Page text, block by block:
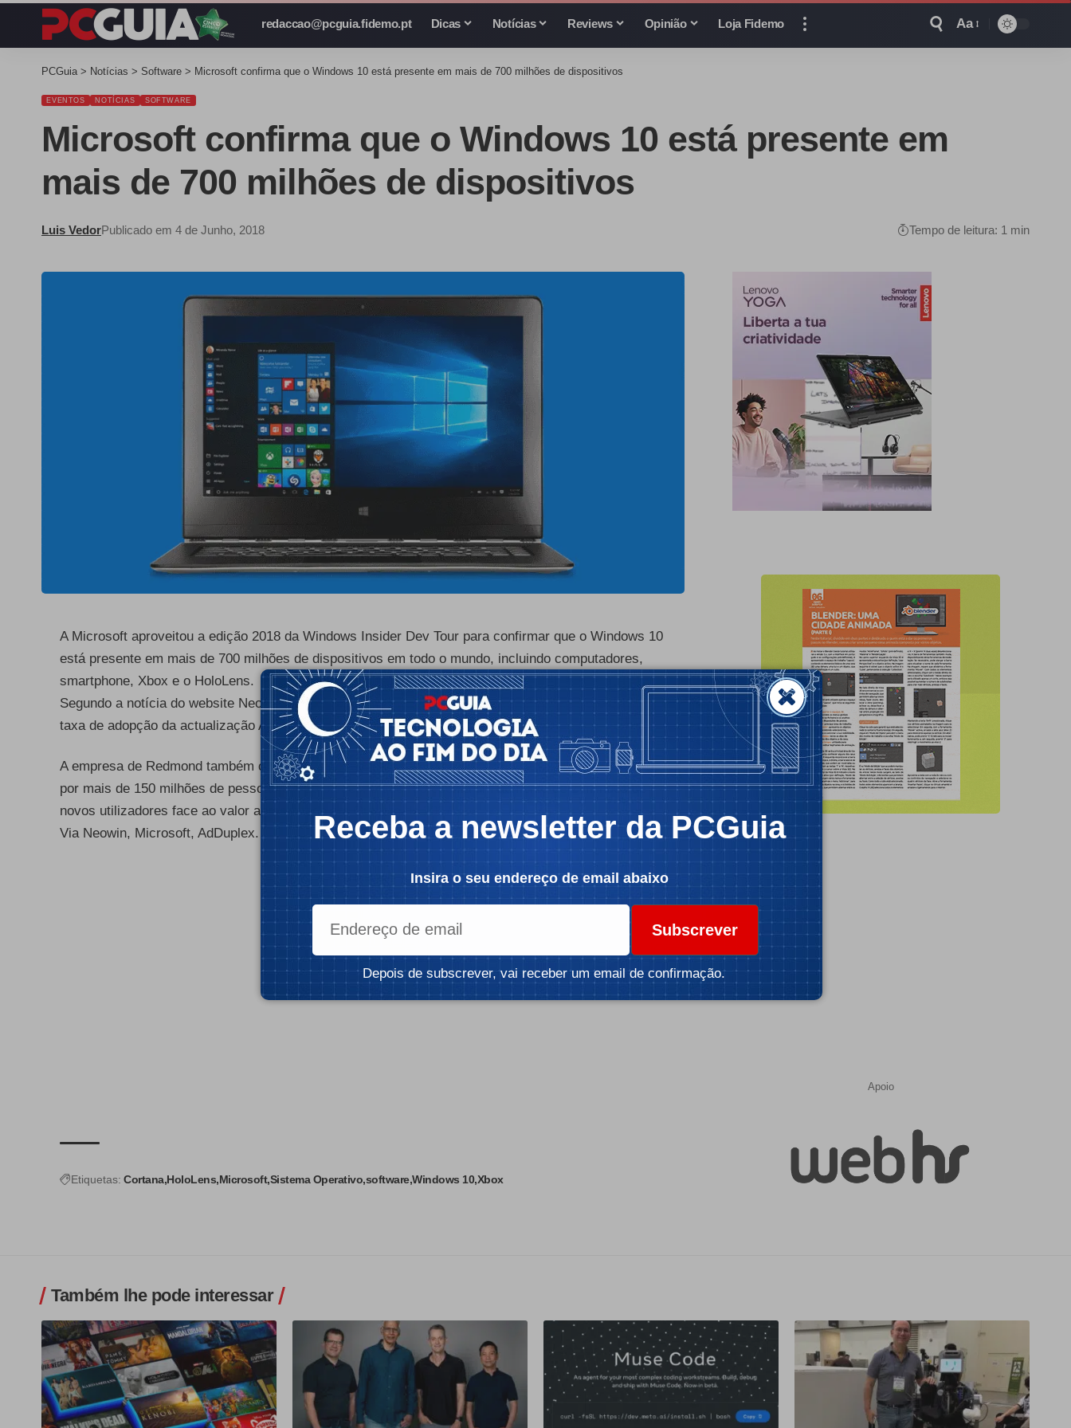
redaccao@pcguia.fidemo.pt Dicas Notícias Reviews Opinião Loja Fidemo Aa
PCGuia > Notícias > Software > Microsoft confirma que o Windows 10 está presente em mais de 700 milhões de dispositivos
EVENTOS NOTÍCIAS SOFTWARE
Microsoft confirma que o Windows 10 está presente em
mais de 700 milhões de dispositivos
Luis VedorPublicado em 4 de Junho, 2018 Tempo de leitura: 1 min
A Microsoft aproveitou a edição 2018 da Windows Insider Dev Tour para confirmar que o Windows 10
está presente em mais de 700 milhões de dispositivos em todo o mundo, incluindo computadores,
smartphone, Xbox e o HoloLens.
Segundo a notícia do website Neowin, o mais recente relatório da empresa AdDuplex refere que a
taxa de adopção da actualização April 2018 Update (versão 1803) situa-se nos 50%.
- Publicidade -
A empresa de Redmond também confirmou que a assistente controlada por voz Cortana é utilizada
por mais de 150 milhões de pessoas em 13 países, o que representa um aumento de 2 milhões de
novos utilizadores face ao valor apresentado em Outubro de 2017.
Via Neowin, Microsoft, AdDuplex.
- Publicidade -
Etiquetas: Cortana HoloLens Microsoft Sistema Operativo software Windows 10 Xbox
Apoio
Também lhe pode interessar
Receba a newsletter da PCGuia
Insira o seu endereço de email abaixo
Subscrever
Depois de subscrever, vai receber um email de confirmação.